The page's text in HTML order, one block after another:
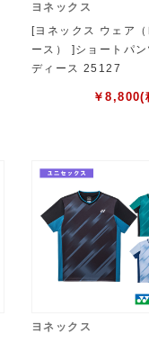
ヨネックス
[ヨネックス ウェア（
ース） ]ショートパン
ディース 25127
￥8,800(
ヨネックス